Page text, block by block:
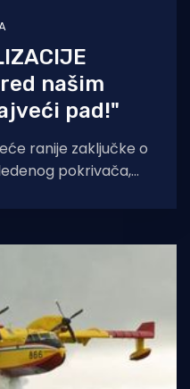
našim
pad!"
ranije zaključke o
pokrivača,
je